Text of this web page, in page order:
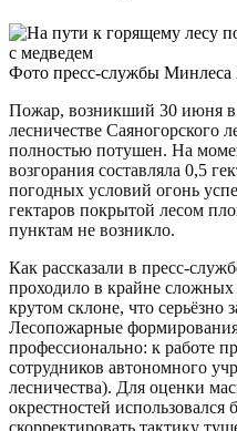
Фото пресс-службы Минлеса
Пожар, возникший 30 июня в
лесничестве Саяногорского
полностью потушен. На
возгорания составляла 0,5
погодных условий огонь
гектаров покрытой лесом
пунктам не возникло.
Как рассказали в пресс-
проходило в крайне
крутом склоне, что серьёзно
Лесопожарные
профессионально: к работе
сотрудников автономного
лесничества). Для оценки
окрестностей
скорректировать тактику